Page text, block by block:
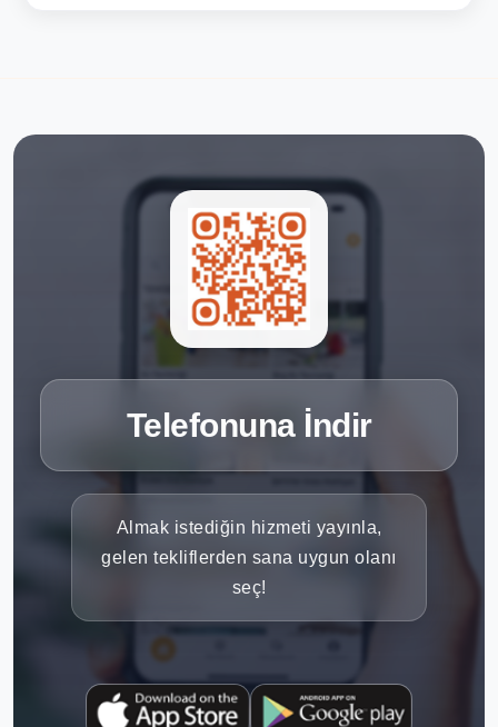
Telefonuna İndir
Almak istediğin hizmeti yayınla,
gelen tekliflerden sana uygun olanı
seç!